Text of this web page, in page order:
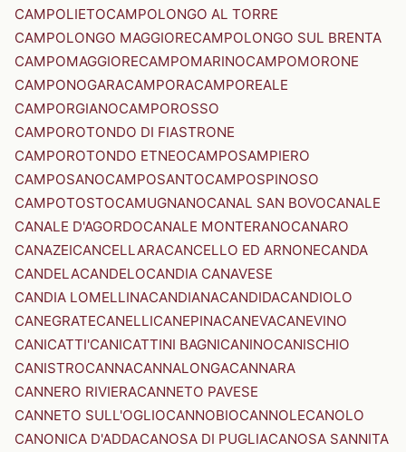
CAMPOLIETOCAMPOLONGO AL TORRE
CAMPOLONGO MAGGIORECAMPOLONGO SUL BRENTA
CAMPOMAGGIORECAMPOMARINOCAMPOMORONE
CAMPONOGARACAMPORACAMPOREALE
CAMPORGIANOCAMPOROSSO
CAMPOROTONDO DI FIASTRONE
CAMPOROTONDO ETNEOCAMPOSAMPIERO
CAMPOSANOCAMPOSANTOCAMPOSPINOSO
CAMPOTOSTOCAMUGNANOCANAL SAN BOVOCANALE
CANALE D'AGORDOCANALE MONTERANOCANARO
CANAZEICANCELLARACANCELLO ED ARNONECANDA
CANDELACANDELOCANDIA CANAVESE
CANDIA LOMELLINACANDIANACANDIDACANDIOLO
CANEGRATECANELLICANEPINACANEVACANEVINO
CANICATTI'CANICATTINI BAGNICANINOCANISCHIO
CANISTROCANNACANNALONGACANNARA
CANNERO RIVIERACANNETO PAVESE
CANNETO SULL'OGLIOCANNOBIOCANNOLECANOLO
CANONICA D'ADDACANOSA DI PUGLIACANOSA SANNITA